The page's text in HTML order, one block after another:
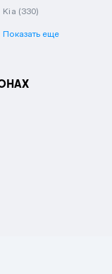
Kia (330)
Показать еще